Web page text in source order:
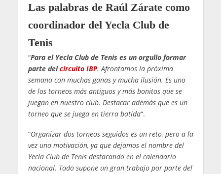
Las palabras de Raúl Zárate como
coordinador del Yecla Club de
Tenis
“Para el Yecla Club de Tenis es un orgullo formar
parte delcircuito IBP. Afrontamos la próxima
semana con muchas ganas y mucha ilusión. Es uno
de los torneos más antiguos y más bonitos que se
juegan en nuestro club. Destacar además que es un
torneo que se juega en tierra batida“.
“Organizar dos torneos seguidos es un reto, pero a la
vez una motivación, ya que dejamos el nombre del
Yecla Club de Tenis destacando en el calendario
nacional. Todo supone un gran trabajo por parte del